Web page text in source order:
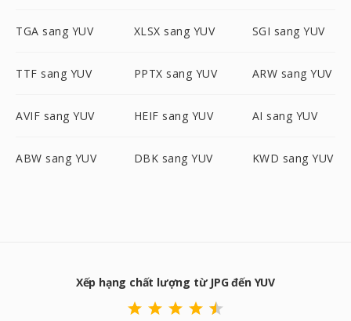
TGA sang YUV XLSX sang YUV SGI sang YUV
TTF sang YUV PPTX sang YUV ARW sang YUV
AVIF sang YUV HEIF sang YUV AI sang YUV
ABW sang YUV DBK sang YUV KWD sang YUV
Xếp hạng chất lượng từ JPG đến YUV